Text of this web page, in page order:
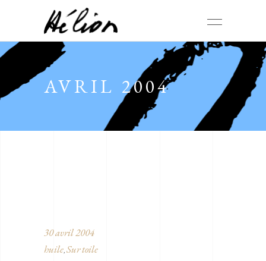
AVRIL 2004
30 avril 2004
huile, Sur toile